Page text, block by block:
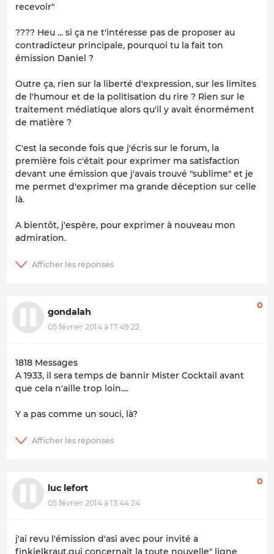
recevoir"
???? Heu ... si ça ne t'intéresse pas de proposer au
contradicteur principale, pourquoi tu la fait ton
émission Daniel ?
Outre ça, rien sur la liberté d'expression, sur les limites
de l'humour et de la politisation du rire ? Rien sur le
traitement médiatique alors qu'il y avait énormément
de matière ?
C'est la seconde fois que j'écris sur le forum, la
première fois c'était pour exprimer ma satisfaction
devant une émission que j'avais trouvé "sublime" et je
me permet d'exprimer ma grande déception sur celle
là.
A bientôt, j'espère, pour exprimer à nouveau mon
admiration.
gondalah
05 février 2014 à 17:49:22
0
1818 Messages
A 1933, il sera temps de bannir Mister Cocktail avant
que cela n'aille trop loin....
Y a pas comme un souci, là?
luc lefort
05 février 2014 à 13:44:24
0
j'ai revu l'émission d'asi avec pour invité a
finkielkraut,qui concernait la toute nouvelle" ligne